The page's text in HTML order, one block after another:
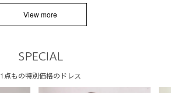
View more
SPECIAL
1点もの特別価格のドレス